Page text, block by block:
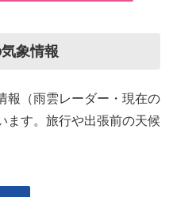
象情報
報（雨雲レーダー・現在の
ます。旅行や出張前の天候